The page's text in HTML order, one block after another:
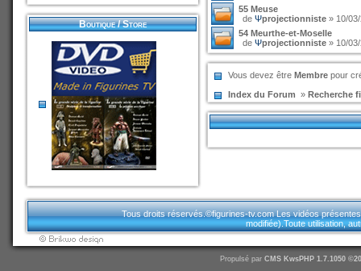
Boutique / Store
55 Meuse
de Ψprojectionniste» 10/03/
54 Meurthe-et-Moselle
de Ψprojectionniste» 10/03/
Vous devez être Membrepour
Index du Forum » Recherche
Tous droits réservés.©figurines-tv.com Les vidéos
modifiée).Toute utilisation,
Propulsé par CMS KwsPHP 1.7.1050